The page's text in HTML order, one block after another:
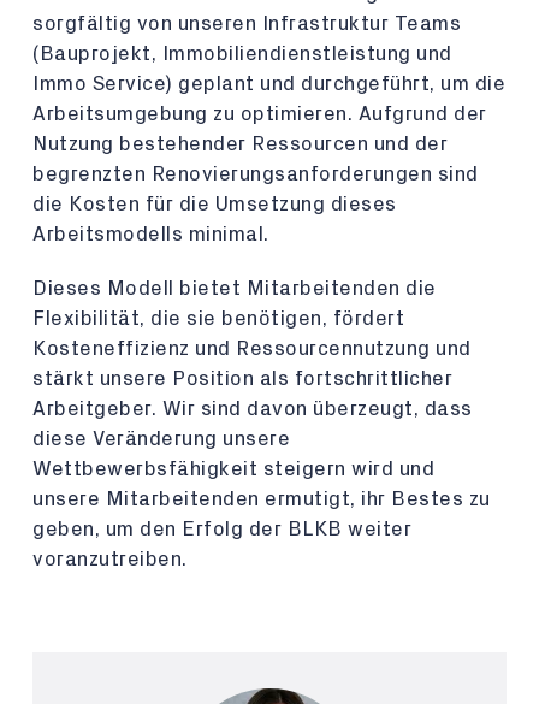
sorgfältig von unseren Infrastruktur Teams
(Bauprojekt, Immobiliendienstleistung und
Immo Service) geplant und durchgeführt, um die
Arbeitsumgebung zu optimieren. Aufgrund der
Nutzung bestehender Ressourcen und der
begrenzten Renovierungsanforderungen sind
die Kosten für die Umsetzung dieses
Arbeitsmodells minimal.
Dieses Modell bietet Mitarbeitenden die
Flexibilität, die sie benötigen, fördert
Kosteneffizienz und Ressourcennutzung und
stärkt unsere Position als fortschrittlicher
Arbeitgeber. Wir sind davon überzeugt, dass
diese Veränderung unsere
Wettbewerbsfähigkeit steigern wird und
unsere Mitarbeitenden ermutigt, ihr Bestes zu
geben, um den Erfolg der BLKB weiter
voranzutreiben.